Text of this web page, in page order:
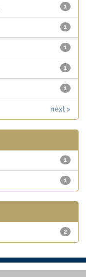
1
1
1
1
1
next >
1
1
2